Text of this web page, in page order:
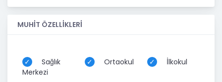
MUHİT ÖZELLİKLERİ
Sağlık
Merkezi
Ortaokul İlkokul